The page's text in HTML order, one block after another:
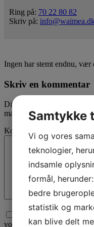
Ring på: 70 22 80 82
Skriv på:
Ingen har stemt endnu, vær
Skriv en kommentar
Din e-mailadresse vil ikke
markeret med*
Kommentar
Afkryds for samtykke
vores
privatlivspolitikher.
Samtykke
Vi og vores
teknologier,
indsamle
formål,
bedre
statistik og
kan blive delt